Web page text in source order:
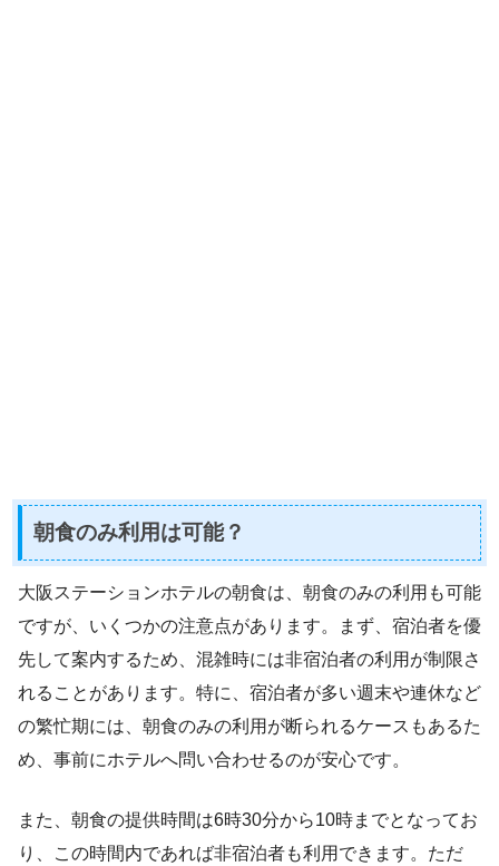
朝食のみ利用は可能？
大阪ステーションホテルの朝食は、朝食のみの利用も可能
ですが、いくつかの注意点があります。まず、宿泊者を優
先して案内するため、混雑時には非宿泊者の利用が制限さ
れることがあります。特に、宿泊者が多い週末や連休など
の繁忙期には、朝食のみの利用が断られるケースもあるた
め、事前にホテルへ問い合わせるのが安心です。
また、朝食の提供時間は6時30分から10時までとなってお
り、この時間内であれば非宿泊者も利用できます。ただ